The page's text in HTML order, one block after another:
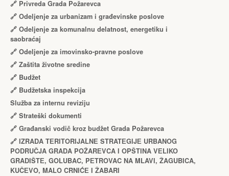
🔗 Privreda Grada Požarevca
🔗 Odeljenje za urbanizam i građevinske poslove
🔗 Odeljenje za komunalnu delatnost, energetiku i
saobraćaj
🔗 Odeljenje za imovinsko-pravne poslove
🔗 Zaštita životne sredine
🔗 Budžet
🔗 Budžetska inspekcija
Služba za internu reviziju
🔗 Strateški dokumenti
🔗 Građanski vodič kroz budžet Grada Požarevca
🔗 IZRADA TЕRITORIJALNЕ STRATЕGIJЕ URBANOG
PODRUČJA GRADA POŽARЕVCA I OPŠTINA VЕLIKO
GRADIŠTЕ, GOLUBAC, PЕTROVAC NA MLAVI, ŽAGUBICA,
KUČЕVO, MALO CRNIĆЕ I ŽABARI